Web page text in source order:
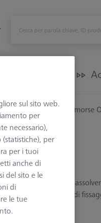
Accessori per morse
base sufficiente ad
le capacità di
e sfruttabili.
sul sito web.
per
necessario),
per
per i tuoi
anche di
del sito e le
di
le tue